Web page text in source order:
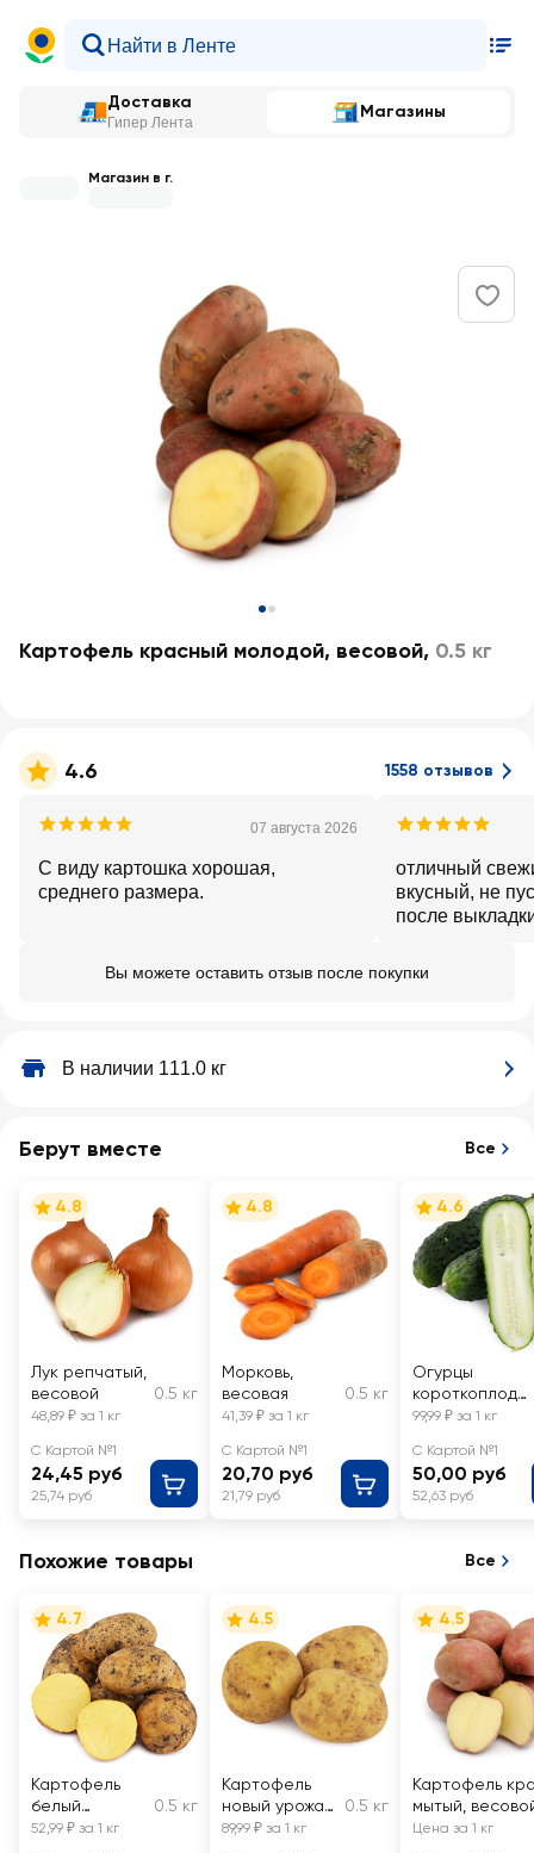
Доставка
Гипер Лента
Магазины
Магазин в г.
Картофель красный молодой, весовой, 0.5 кг
4.6 1558 отзывов
07 августа 2026
С виду картошка хорошая,
среднего размера.
отличный
вкусный, не
после
Вы можете оставить отзыв после покупки
В наличии 111.0 кг
Берут вместе Все
4.8
Лук репчатый,
весовой
0.5 кг
48,89 ₽ за 1 кг
С Картой №1
24,45 руб
25,74 руб
4.8
Морковь,
весовая
0.5 кг
41,39 ₽ за 1 кг
С Картой №1
20,70 руб
21,79 руб
4.6
Огурцы
короткоплодн
ые грунтовые,
99,99 ₽ за 1 кг
С Картой №1
50,00 руб
52,63 руб
Похожие товары Все
4.7
Картофель
белый
молодой,
0.5 кг
52,99 ₽ за 1 кг
4.5
Картофель
новый урожай
Азербайджан,
0.5 кг
89,99 ₽ за 1 кг
4.5
Картофель
мытый,
Цена за 1 кг